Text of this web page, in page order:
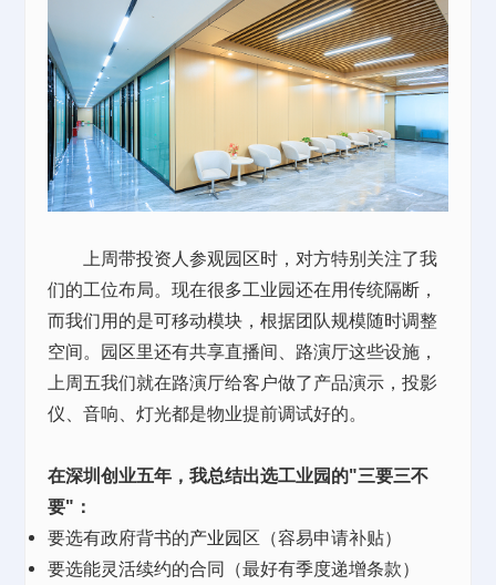
上周带投资人参观园区时，对方特别关注了我
们的工位布局。现在很多工业园还在用传统隔断，
而我们用的是可移动模块，根据团队规模随时调整
空间。园区里还有共享直播间、路演厅这些设施，
上周五我们就在路演厅给客户做了产品演示，投影
仪、音响、灯光都是物业提前调试好的。
在深圳创业五年，我总结出选工业园的"三要三不
要"：
要选有政府背书的产业园区（容易申请补贴）
要选能灵活续约的合同（最好有季度递增条款）